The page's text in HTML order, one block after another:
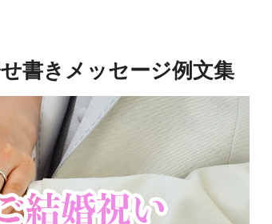
書きメッセージ例文集